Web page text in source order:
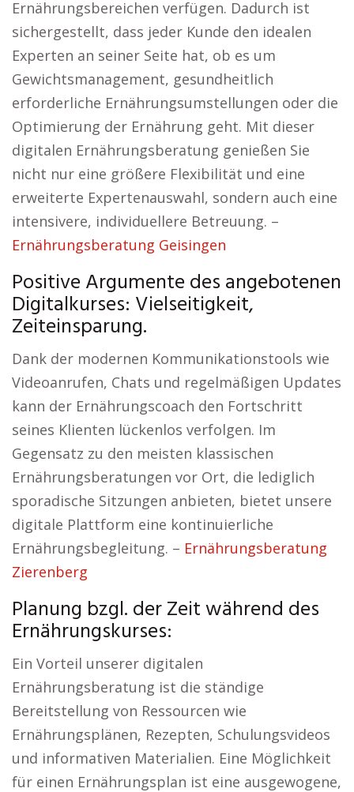
Ernährungsbereichen verfügen. Dadurch ist
sichergestellt, dass jeder Kunde den idealen
Experten an seiner Seite hat, ob es um
Gewichtsmanagement, gesundheitlich
erforderliche Ernährungsumstellungen oder die
Optimierung der Ernährung geht. Mit dieser
digitalen Ernährungsberatung genießen Sie
nicht nur eine größere Flexibilität und eine
erweiterte Expertenauswahl, sondern auch eine
intensivere, individuellere Betreuung. –
Ernährungsberatung Geisingen
Positive Argumente des angebotenen
Digitalkurses: Vielseitigkeit,
Zeiteinsparung.
Dank der modernen Kommunikationstools wie
Videoanrufen, Chats und regelmäßigen Updates
kann der Ernährungscoach den Fortschritt
seines Klienten lückenlos verfolgen. Im
Gegensatz zu den meisten klassischen
Ernährungsberatungen vor Ort, die lediglich
sporadische Sitzungen anbieten, bietet unsere
digitale Plattform eine kontinuierliche
Ernährungsbegleitung. – Ernährungsberatung
Zierenberg
Planung bzgl. der Zeit während des
Ernährungskurses:
Ein Vorteil unserer digitalen
Ernährungsberatung ist die ständige
Bereitstellung von Ressourcen wie
Ernährungsplänen, Rezepten, Schulungsvideos
und informativen Materialien. Eine Möglichkeit
für einen Ernährungsplan ist eine ausgewogene,